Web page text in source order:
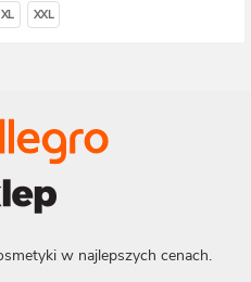
XL XXL
w najlepszych cenach.